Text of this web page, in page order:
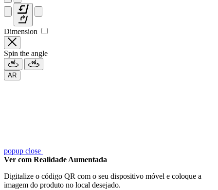
Dimension
Spin the angle
AR
popup close
Ver com Realidade Aumentada
Digitalize o código QR com o seu dispositivo móvel e coloque a
imagem do produto no local desejado.